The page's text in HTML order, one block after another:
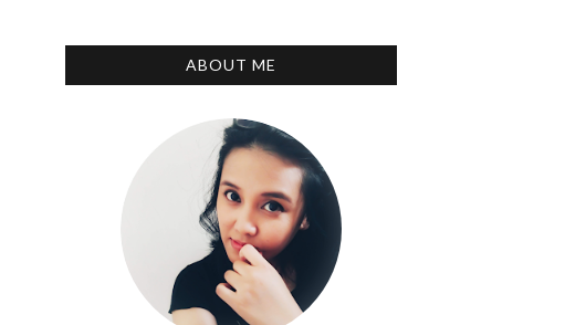
ABOUT ME